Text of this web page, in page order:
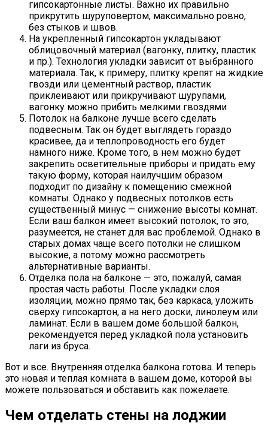
гипсокартонные листы. Важно их правильно
прикрутить шуруповертом, максимально ровно,
без стыков и швов.
На укрепленный гипсокартон укладывают
облицовочный материал (вагонку, плитку, пластик
и пр.). Технология укладки зависит от выбранного
материала. Так, к примеру, плитку крепят на жидкие
гвозди или цементный раствор, пластик
приклеивают или прикручивают шурупами,
вагонку можно прибить мелкими гвоздями
Потолок на балконе лучше всего сделать
подвесным. Так он будет выглядеть гораздо
красивее, да и теплопроводность его будет
намного ниже. Кроме того, в нем можно будет
закрепить осветительные приборы и придать ему
такую форму, которая наилучшим образом
подходит по дизайну к помещению смежной
комнаты. Однако у подвесных потолков есть
существенный минус — снижение высоты комнат.
Если ваш балкон имеет высокий потолок, то это,
разумеется, не станет для вас проблемой. Однако в
старых домах чаще всего потолки не слишком
высокие, а потому можно рассмотреть
альтернативные варианты.
Отделка пола на балконе — это, пожалуй, самая
простая часть работы. После укладки слоя
изоляции, можно прямо так, без каркаса, уложить
сверху гипсокартон, а на него доски, линолеум или
ламинат. Если в вашем доме большой балкон,
рекомендуется перед укладкой пола установить
лаги из бруса.
Вот и все. Внутренняя отделка балкона готова. И теперь
это новая и теплая комната в вашем доме, которой вы
можете пользоваться и обставить как пожелаете.
Чем отделать стены на лоджии